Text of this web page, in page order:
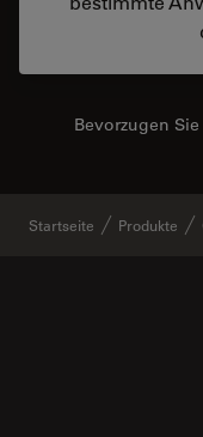
Bevorzugen
Startseite Produkte